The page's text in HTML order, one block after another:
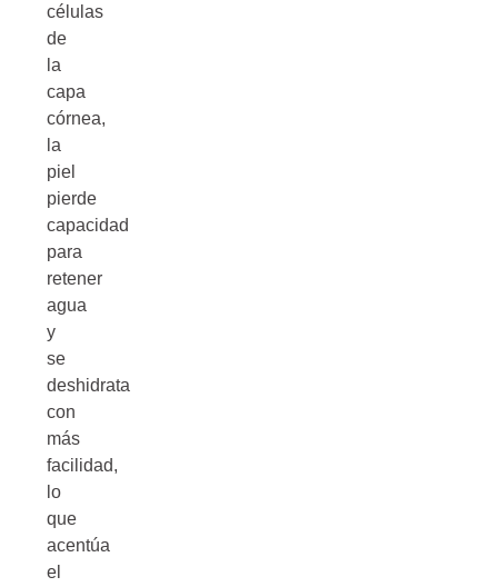
células
de
la
capa
córnea,
la
piel
pierde
capacidad
para
retener
agua
y
se
deshidrata
con
más
facilidad,
lo
que
acentúa
el